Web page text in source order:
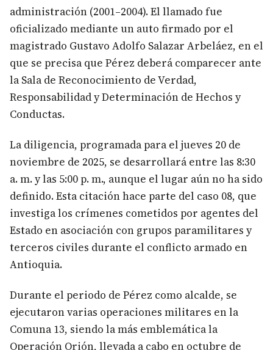
administración (2001–2004). El llamado fue
oficializado mediante un auto firmado por el
magistrado Gustavo Adolfo Salazar Arbeláez, en el
que se precisa que Pérez deberá comparecer ante
la Sala de Reconocimiento de Verdad,
Responsabilidad y Determinación de Hechos y
Conductas.
La diligencia, programada para el jueves 20 de
noviembre de 2025, se desarrollará entre las 8:30
a. m. y las 5:00 p. m., aunque el lugar aún no ha sido
definido. Esta citación hace parte del caso 08, que
investiga los crímenes cometidos por agentes del
Estado en asociación con grupos paramilitares y
terceros civiles durante el conflicto armado en
Antioquia.
Durante el periodo de Pérez como alcalde, se
ejecutaron varias operaciones militares en la
Comuna 13, siendo la más emblemática la
Operación Orión, llevada a cabo en octubre de